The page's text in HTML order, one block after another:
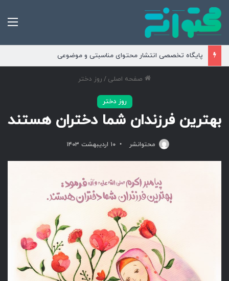
پایگاه تخصصی انتشار محتوای مناسبتی و موضوعی
صفحه اصلی / روز دختر
روز دختر
بهترین فرزندان شما دختران هستند
محتوانشر ۱۰ اردیبهشت ۱۴۰۳